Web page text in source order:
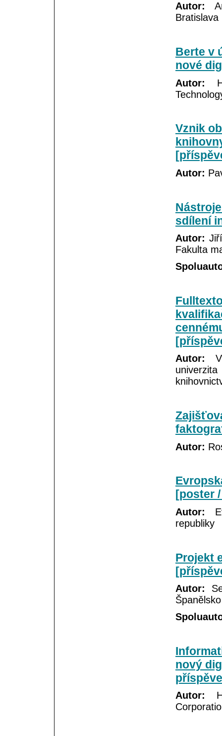
Autor:
Bratislava
Berte v
nové
Autor:
Vznik
Autor:
sdílení
Autor:
Fakulta
Autor:
Autor:
[poster
Autor:
republiky
Projekt
Autor:
Španělsko
nový
Autor: